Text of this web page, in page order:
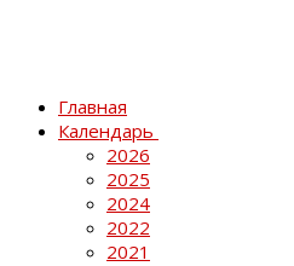
Главная
Календарь
2026
2025
2024
2022
2021